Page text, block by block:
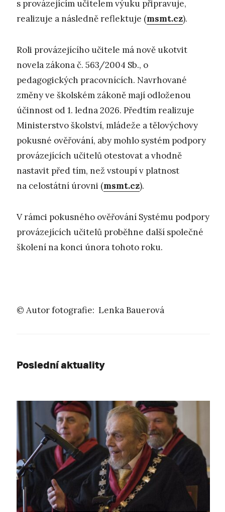
s provázejícím učitelem výuku připravuje,
realizuje a následně reflektuje (msmt.cz).
Roli provázejícího učitele má nově ukotvit
novela zákona č. 563/2004 Sb., o
pedagogických pracovnících. Navrhované
změny ve školském zákoně mají odloženou
účinnost od 1. ledna 2026. Předtím realizuje
Ministerstvo školství, mládeže a tělovýchovy
pokusné ověřování, aby mohlo systém podpory
provázejících učitelů otestovat a vhodně
nastavit před tím, než vstoupí v platnost
na celostátní úrovni (msmt.cz).
V rámci pokusného ověřování Systému podpory
provázejících učitelů proběhne další společné
školení na konci února tohoto roku.
© Autor fotografie: Lenka Bauerová
Poslední aktuality